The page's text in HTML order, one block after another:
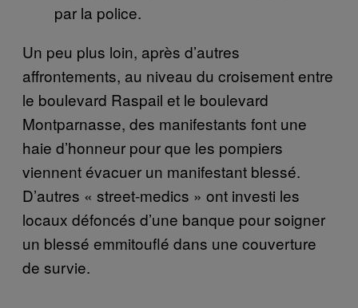
par la police.
Un peu plus loin, après d’autres
affrontements, au niveau du croisement entre
le boulevard Raspail et le boulevard
Montparnasse, des manifestants font une
haie d’honneur pour que les pompiers
viennent évacuer un manifestant blessé.
D’autres « street-medics » ont investi les
locaux défoncés d’une banque pour soigner
un blessé emmitouflé dans une couverture
de survie.